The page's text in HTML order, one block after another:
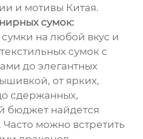
и мотивы Китая.
сумок:
на любой вкус и
сумок с
до элегантных
от ярких,
сдержанных,
бюджет найдется
можно встретить